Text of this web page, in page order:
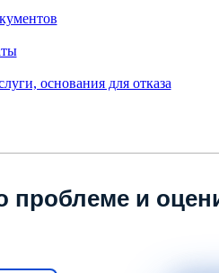
основания для отказа
и